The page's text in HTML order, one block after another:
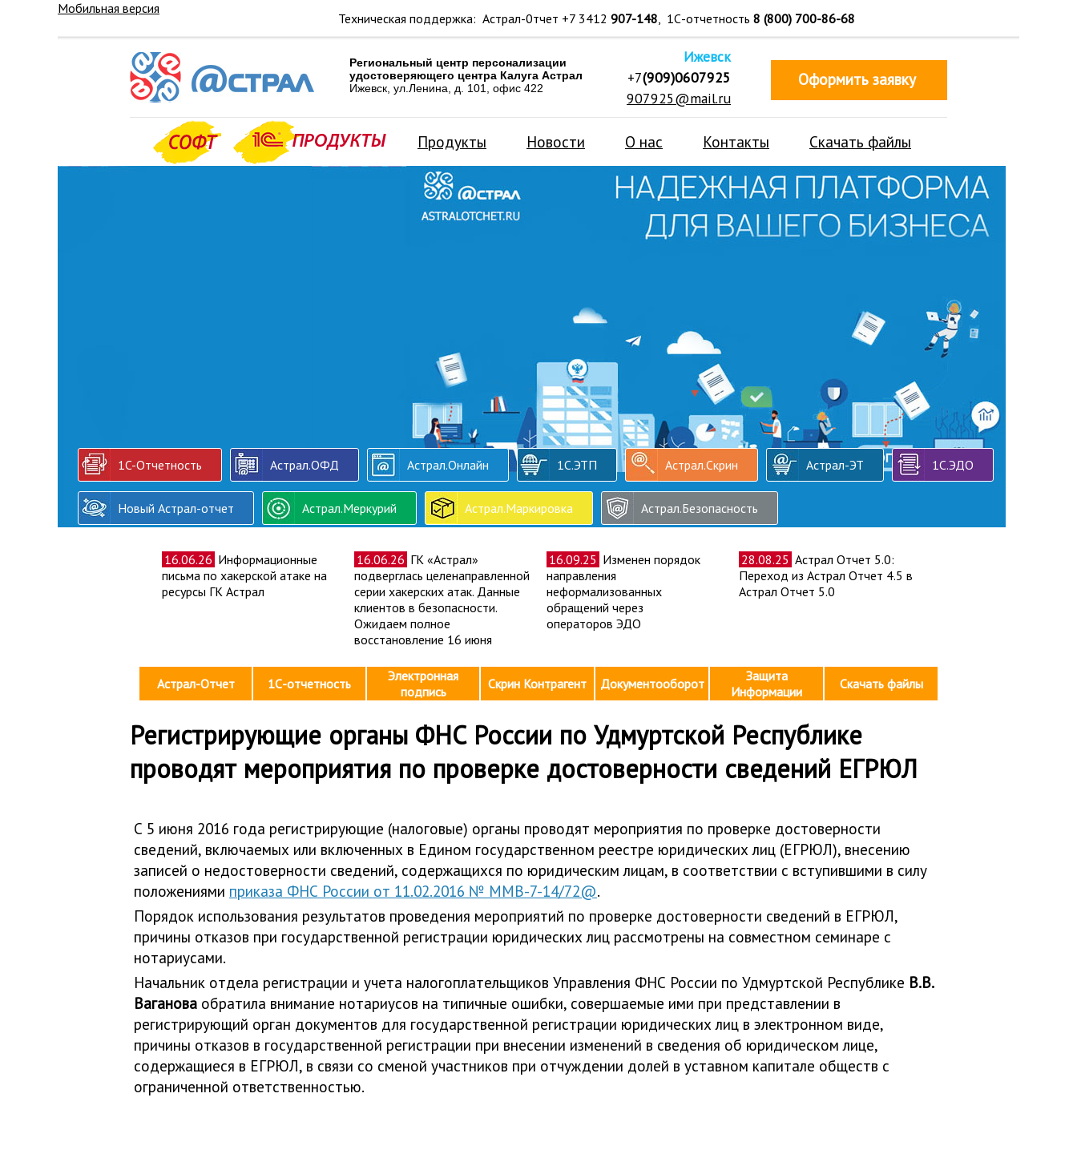
Мобильная версия
Техническая поддержка: Астрал-0тчет +7 3412 907-148, 1С-отчетность 8 (800) 700-86-68
Региональный центр персонализации
удостоверяющего центра Калуга Астрал
Ижевск, ул.Ленина, д. 101, офис 422
Ижевск
+7(909)0607925
907925@mail.ru
Оформить заявку
Новости О нас Контакты Скачать файлы
Продукты
1C-Отчетность Астрал.ОФД Астрал.Онлайн 1С.ЭТП Астрал.Скрин Астрал-ЭТ 1С.ЭДО
Новый Астрал-отчет Астрал.Меркурий Астрал.Маркировка Астрал.Безопасность
16.06.26 Информационные
письма по хакерской атаке на
ресурсы ГК Астрал
16.06.26 ГК «Астрал»
подверглась целенаправленной
серии хакерских атак. Данные
клиентов в безопасности.
Ожидаем полное
восстановление 16 июня
16.09.25 Изменен порядок
направления
неформализованных
обращений через
операторов ЭДО
28.08.25 Астрал Отчет 5.0:
Переход из Астрал Отчет 4.5 в
Астрал Отчет 5.0
Астрал-Отчет 1С-отчетность
Электронная
подпись
Скрин Контрагент Документооборот
Защита
Информации
Скачать файлы
Регистрирующие органы ФНС России по Удмуртской Республике
проводят мероприятия по проверке достоверности сведений ЕГРЮЛ
С 5 июня 2016 года регистрирующие (налоговые) органы проводят мероприятия по проверке достоверности
сведений, включаемых или включенных в Едином государственном реестре юридических лиц (ЕГРЮЛ), внесению
записей о недостоверности сведений, содержащихся по юридическим лицам, в соответствии с вступившими в силу
положениями приказа ФНС России от 11.02.2016 № ММВ-7-14/72@.
Порядок использования результатов проведения мероприятий по проверке достоверности сведений в ЕГРЮЛ,
причины отказов при государственной регистрации юридических лиц рассмотрены на совместном семинаре с
нотариусами.
Начальник отдела регистрации и учета налогоплательщиков Управления ФНС России по Удмуртской Республике В.В.
Ваганова обратила внимание нотариусов на типичные ошибки, совершаемые ими при представлении в
регистрирующий орган документов для государственной регистрации юридических лиц в электронном виде,
причины отказов в государственной регистрации при внесении изменений в сведения об юридическом лице,
содержащиеся в ЕГРЮЛ, в связи со сменой участников при отчуждении долей в уставном капитале обществ с
ограниченной ответственностью.